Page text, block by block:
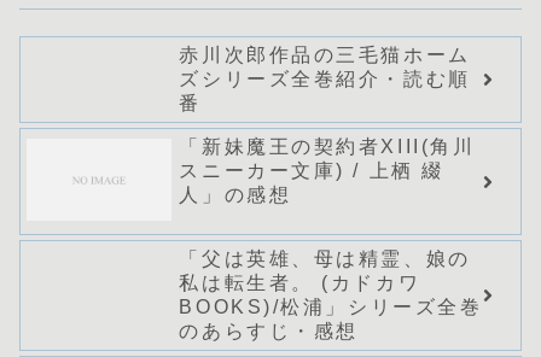
赤川次郎作品の三毛猫ホーム
ズシリーズ全巻紹介・読む順
番
「新妹魔王の契約者XIII(角川
スニーカー文庫) / 上栖 綴
人」の感想
「父は英雄、母は精霊、娘の
私は転生者。 (カドカワ
BOOKS)/松浦」シリーズ全巻
のあらすじ・感想